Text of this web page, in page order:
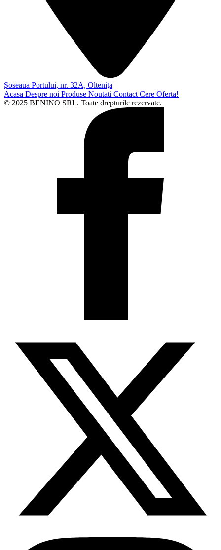
Şoseaua Portului, nr. 32A, Olteniţa
Acasa Despre noi Produse Noutati Contact Cere Oferta!
© 2025 BENINO SRL. Toate drepturile rezervate.